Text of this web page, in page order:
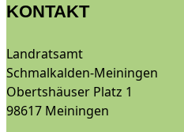
KONTAKT
Landratsamt
Schmalkalden-Meiningen
Obertshäuser Platz 1
98617 Meiningen